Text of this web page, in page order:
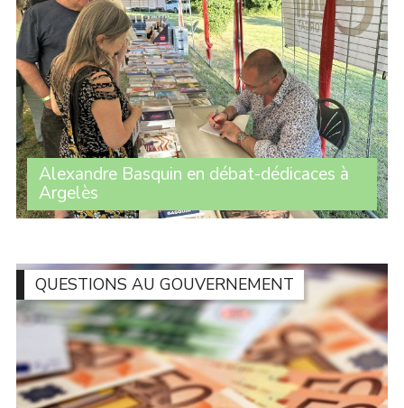
Alexandre Basquin en débat-dédicaces à
Argelès
Une centaine de personnes ont assisté à l’intervention
cadre de son festival à Argelès. À la (...)
QUESTIONS AU GOUVERNEMENT